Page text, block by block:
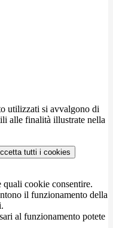
utilizzati si avvalgono di
alle finalità illustrate nella
tutti i cookies
quali cookie consentire.
il funzionamento della
al funzionamento potete